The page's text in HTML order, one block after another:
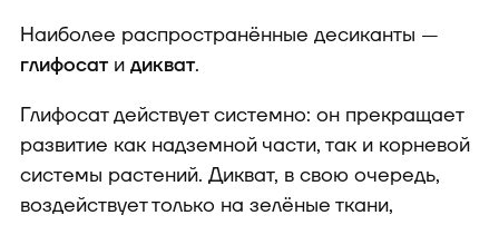
Наиболее распространённые десиканты —
глифосат и дикват.
Глифосат действует системно: он прекращает
развитие как надземной части, так и корневой
системы растений. Дикват, в свою очередь,
воздействует только на зелёные ткани,